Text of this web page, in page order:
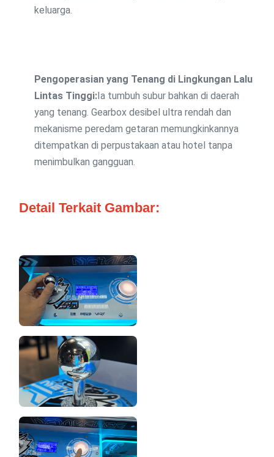
keluarga.
Pengoperasian yang Tenang di Lingkungan Lalu
Lintas Tinggi:Ia tumbuh subur bahkan di daerah
yang tenang. Gearbox desibel ultra rendah dan
mekanisme peredam getaran memungkinkannya
ditempatkan di perpustakaan atau hotel tanpa
menimbulkan gangguan.
Detail Terkait Gambar: